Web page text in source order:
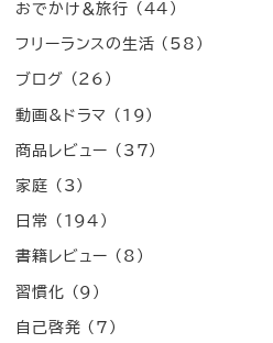
おでかけ＆旅行 (44)
フリーランスの生活 (58)
ブログ (26)
動画&ドラマ (19)
商品レビュー (37)
家庭 (3)
日常 (194)
書籍レビュー (8)
習慣化 (9)
自己啓発 (7)